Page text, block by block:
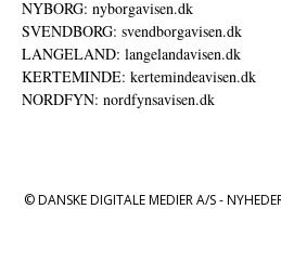
NYBORG: nyborgavisen.dk
SVENDBORG: svendborgavisen.dk
LANGELAND: langelandavisen.dk
KERTEMINDE: kertemindeavisen.dk
NORDFYN: nordfynsavisen.dk
© DANSKE DIGITALE MEDIER A/S -